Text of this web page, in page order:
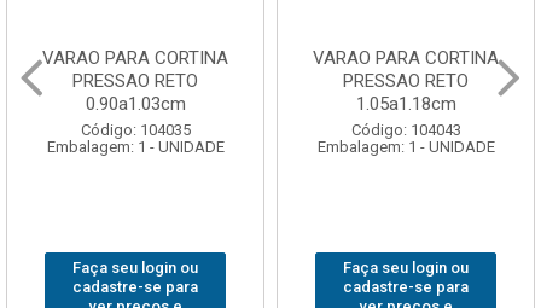
VARAO PARA CORTINA
PRESSAO RETO
0.90a1.03cm
Código: 104035
Embalagem: 1 - UNIDADE
Faça seu login ou
cadastre-se para
VARAO PARA CORTINA
PRESSAO RETO
1.05a1.18cm
Código: 104043
Embalagem: 1 - UNIDADE
Faça seu login ou
cadastre-se para